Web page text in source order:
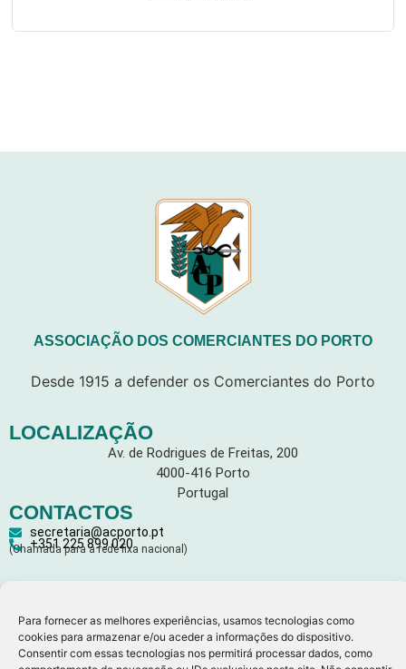
Para fornecer as melhores experiências, usamos tecnologias como
cookies para armazenar e/ou aceder a informações do dispositivo.
Consentir com essas tecnologias nos permitirá processar dados, como
ASSOCIAÇÃO DOS COMERCIANTES DO PORTO
Desde 1915 a defender os Comerciantes do Porto
LOCALIZAÇÃO
Av. de Rodrigues de Freitas, 200
4000-416 Porto
Portugal
CONTACTOS
secretaria@acporto.pt
+351 225 899 020
(Chamada para a rede fixa nacional)
Política de Privacidade
Política de Cookies